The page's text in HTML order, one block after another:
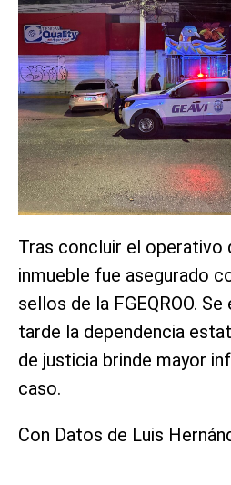
Tras concluir el operativo
inmueble fue asegurado
sellos de la FGEQROO.
tarde la dependencia
de justicia brinde mayor
caso.
Con Datos de Luis